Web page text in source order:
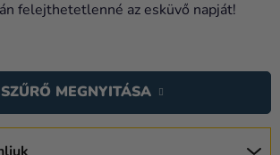
felejthetetlenné az esküvő napját!
SZŰRŐ MEGNYITÁSA